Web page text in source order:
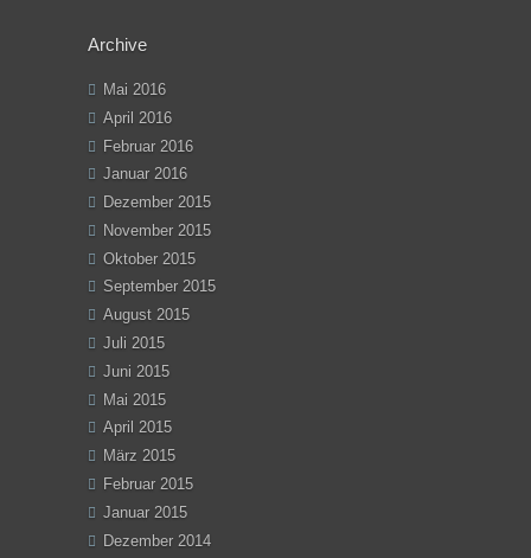
Archive
Mai 2016
April 2016
Februar 2016
Januar 2016
Dezember 2015
November 2015
Oktober 2015
September 2015
August 2015
Juli 2015
Juni 2015
Mai 2015
April 2015
März 2015
Februar 2015
Januar 2015
Dezember 2014